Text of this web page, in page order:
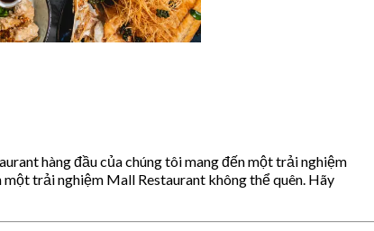
hàng đầu của chúng tôi mang đến một trải nghiệm
trải nghiệm Mall Restaurant không thể quên. Hãy